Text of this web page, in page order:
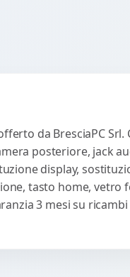
da BresciaPC
posteriore, jack
display,
tasto home,
3 mesi su